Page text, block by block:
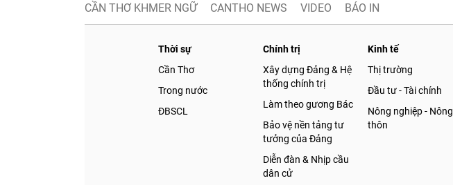
CẦN THƠ KHMER NGỮ CANTHO NEWS VIDEO BÁO IN
Thời sự
Cần Thơ
Trong nước
ĐBSCL
Chính trị
Xây dựng Đảng & Hệ
thống chính trị
Làm theo gương Bác
Bảo vệ nền tảng tư
tưởng của Đảng
Diễn đàn & Nhịp cầu
dân cử
Kinh tế
Thị trường
Đầu tư - Tài chính
Nông nghiệp - Nông
thôn